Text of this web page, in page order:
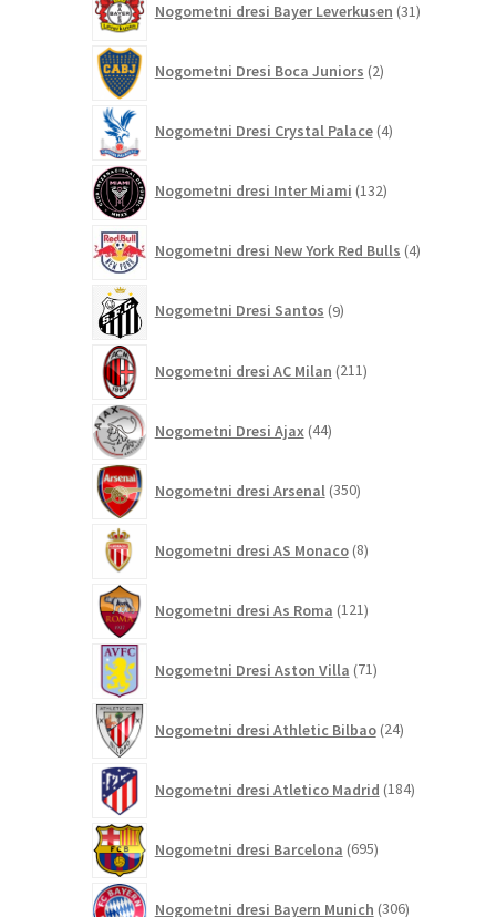
Nogometni dresi Bayer Leverkusen 31izdelkov
Nogometni Dresi Boca Juniors 2izdelka
Nogometni Dresi Crystal Palace 4izdelki
Nogometni dresi Inter Miami 132izdelkov
Nogometni dresi New York Red Bulls 4izdelki
Nogometni Dresi Santos 9izdelkov
Nogometni dresi AC Milan 211izdelkov
Nogometni Dresi Ajax 44izdelkov
Nogometni dresi Arsenal 350izdelkov
Nogometni dresi AS Monaco 8izdelkov
Nogometni dresi As Roma 121izdelkov
Nogometni Dresi Aston Villa 71izdelkov
Nogometni dresi Athletic Bilbao 24izdelkov
Nogometni dresi Atletico Madrid 184izdelkov
Nogometni dresi Barcelona 695izdelkov
Nogometni dresi Bayern Munich 306